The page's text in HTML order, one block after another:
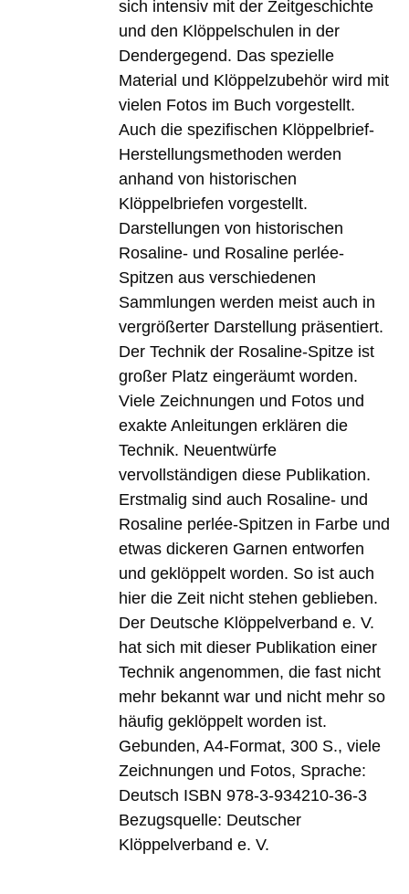
sich intensiv mit der Zeitgeschichte
und den Klöppelschulen in der
Dendergegend. Das spezielle
Material und Klöppelzubehör wird mit
vielen Fotos im Buch vorgestellt.
Auch die spezifischen Klöppelbrief-
Herstellungsmethoden werden
anhand von historischen
Klöppelbriefen vorgestellt.
Darstellungen von historischen
Rosaline- und Rosaline perlée-
Spitzen aus verschiedenen
Sammlungen werden meist auch in
vergrößerter Darstellung präsentiert.
Der Technik der Rosaline-Spitze ist
großer Platz eingeräumt worden.
Viele Zeichnungen und Fotos und
exakte Anleitungen erklären die
Technik. Neuentwürfe
vervollständigen diese Publikation.
Erstmalig sind auch Rosaline- und
Rosaline perlée-Spitzen in Farbe und
etwas dickeren Garnen entworfen
und geklöppelt worden. So ist auch
hier die Zeit nicht stehen geblieben.
Der Deutsche Klöppelverband e. V.
hat sich mit dieser Publikation einer
Technik angenommen, die fast nicht
mehr bekannt war und nicht mehr so
häufig geklöppelt worden ist.
Gebunden, A4-Format, 300 S., viele
Zeichnungen und Fotos, Sprache:
Deutsch ISBN 978-3-934210-36-3
Bezugsquelle: Deutscher
Klöppelverband e. V.